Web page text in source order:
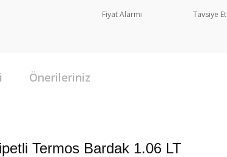
Fiyat Alarmı Tavsiye Et
Önerileriniz
Termos Bardak 1.06 LT